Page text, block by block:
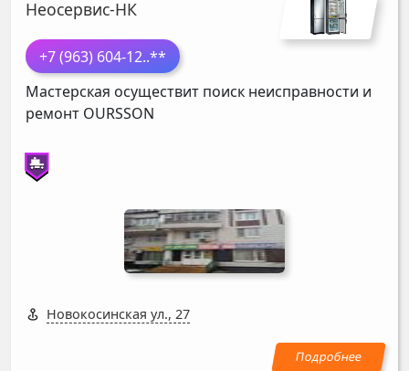
Неосервис-НК
+7 (963) 604-12..**
Мастерская осуществит поиск неисправности и
ремонт OURSSON
Новокосинская ул., 27